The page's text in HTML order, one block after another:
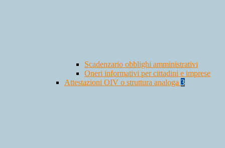
Scadenzario obblighi amministrativi
Oneri informativi per cittadini e imprese
Attestazioni OIV o struttura analoga 3